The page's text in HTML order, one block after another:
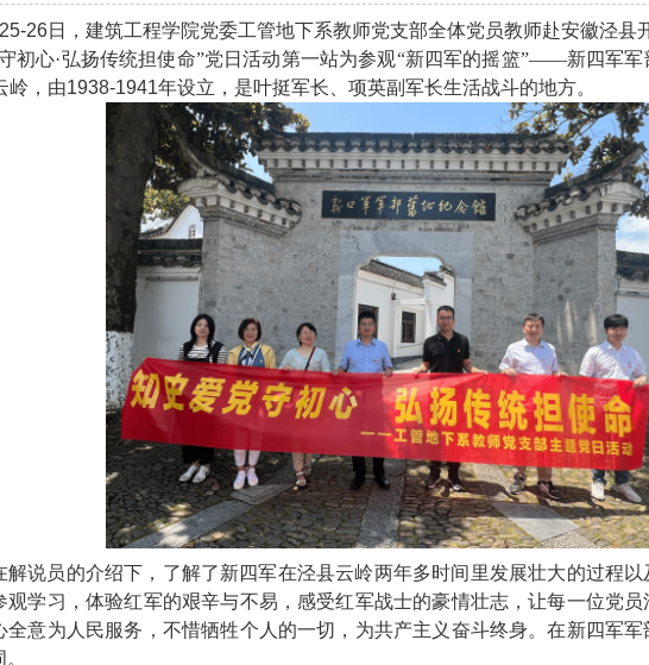
25-26日，建筑工程学院党委工管地下系教师党支部全体党员教师赴安徽泾县
初心·弘扬传统担使命”党日活动第一站为参观“新四军的摇篮”——新四军
岭，由1938-1941年设立，是叶挺军长、项英副军长生活战斗的地方。
解说员的介绍下，了解了新四军在泾县云岭两年多时间里发展壮大的过程
观学习，体验红军的艰辛与不易，感受红军战士的豪情壮志，让每一位党
全意为人民服务，不惜牺牲个人的一切，为共产主义奋斗终身。在新四军